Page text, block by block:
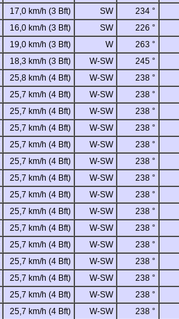
17,0 km/h (3 Bft) SW 234 °
16,0 km/h (3 Bft) SW 226 °
19,0 km/h (3 Bft) W 263 °
18,3 km/h (3 Bft) W-SW 245 °
25,8 km/h (4 Bft) W-SW 238 °
25,7 km/h (4 Bft) W-SW 238 °
25,7 km/h (4 Bft) W-SW 238 °
25,7 km/h (4 Bft) W-SW 238 °
25,7 km/h (4 Bft) W-SW 238 °
25,7 km/h (4 Bft) W-SW 238 °
25,7 km/h (4 Bft) W-SW 238 °
25,7 km/h (4 Bft) W-SW 238 °
25,7 km/h (4 Bft) W-SW 238 °
25,7 km/h (4 Bft) W-SW 238 °
25,7 km/h (4 Bft) W-SW 238 °
25,7 km/h (4 Bft) W-SW 238 °
25,7 km/h (4 Bft) W-SW 238 °
25,7 km/h (4 Bft) W-SW 238 °
25,7 km/h (4 Bft) W-SW 238 °